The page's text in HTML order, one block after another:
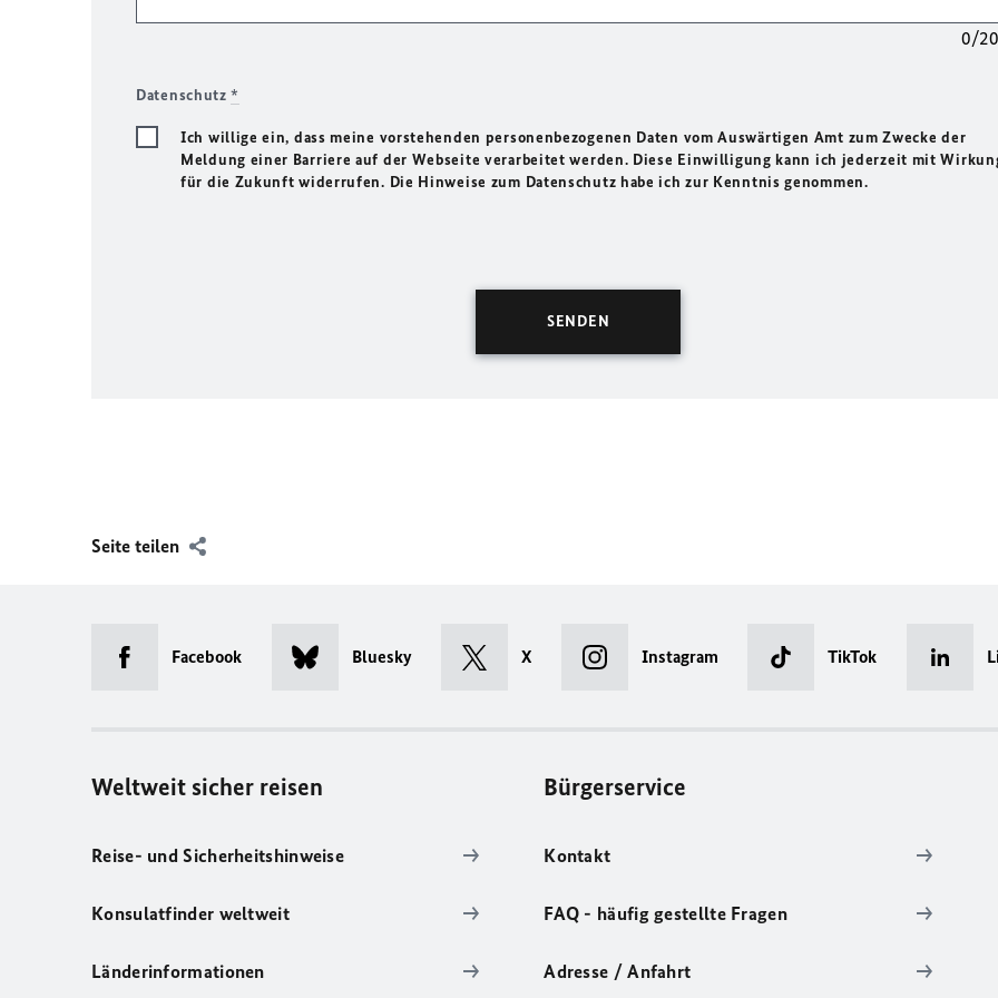
0/
Datenschutz*
Ich willige ein, dass meine vorstehenden personenbezogenen Daten vom Auswärtigen Amt zum Zwecke der
Meldung einer Barriere auf der Webseite verarbeitet werden. Diese Einwilligung kann ich jederzeit mit
für die Zukunft widerrufen. Die Hinweise zum Datenschutz habe ich zur Kenntnis genommen.
Seite teilen
Facebook Bluesky X Instagram TikTok
Weltweit sicher reisen
Reise- und Sicherheitshinweise
Konsulatfinder weltweit
Länderinformationen
Bürgerservice
Kontakt
FAQ - häufig gestellte Fragen
Adresse / Anfahrt